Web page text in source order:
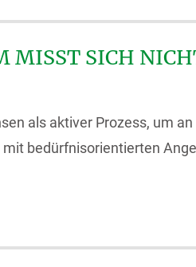
MISST SICH
als aktiver Prozess, um
bedürfnisorientierten